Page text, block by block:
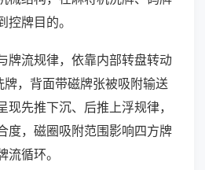
牌目的。
牌流规律，依靠内部转盘转动
，背面带磁牌张被吸附输送
现先推下沉、后推上浮规律，
度，磁圈吸附范围影响四方牌
循环。